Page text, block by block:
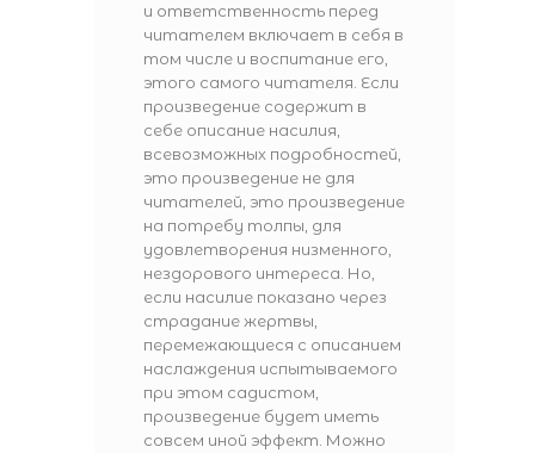
и ответственность перед
читателем включает в себя в
том числе и воспитание его,
этого самого читателя. Если
произведение содержит в
себе описание насилия,
всевозможных подробностей,
это произведение не для
читателей, это произведение
на потребу толпы, для
удовлетворения низменного,
нездорового интереса. Но,
если насилие показано через
страдание жертвы,
перемежающиеся с описанием
наслаждения испытываемого
при этом садистом,
произведение будет иметь
совсем иной эффект. Можно